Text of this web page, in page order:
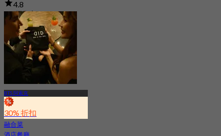
4.8
2K 已預訂
起฿ 794.25
BTS 阿索克
30% 折扣
融合菜